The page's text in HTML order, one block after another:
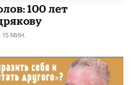
100 лет
15 МИН.